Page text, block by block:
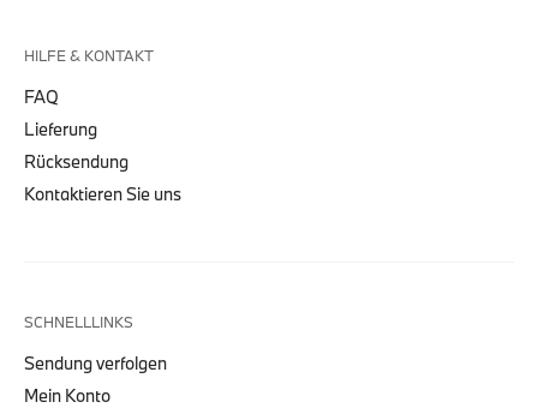
HILFE & KONTAKT
FAQ
Lieferung
Rücksendung
Kontaktieren Sie uns
SCHNELLLINKS
Sendung verfolgen
Mein Konto